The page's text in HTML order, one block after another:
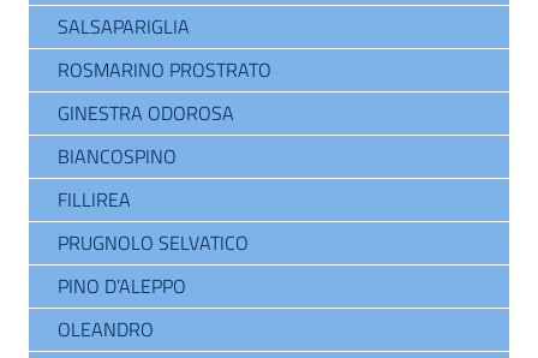
SALSAPARIGLIA
ROSMARINO PROSTRATO
GINESTRA ODOROSA
BIANCOSPINO
FILLIREA
PRUGNOLO SELVATICO
PINO D’ALEPPO
OLEANDRO